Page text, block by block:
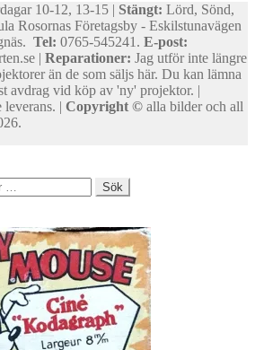
10-12, 13-15 | Stängt: Lörd, Sönd,
Rosornas Företagsby - Eskilstunavägen
Tel: 0765-545241. E-post:
| Reparationer: Jag utför inte längre
än de som säljs här. Du kan lämna
avdrag vid köp av 'ny' projektor. |
leverans. | Copyright © alla bilder och all
Sök